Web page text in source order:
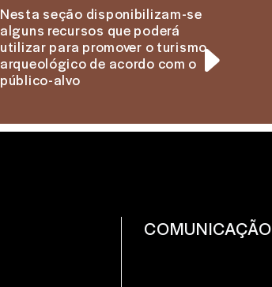
Nesta seção disponibilizam-se
alguns recursos que poderá
utilizar para promover o turismo
arqueológico de acordo com o
público-alvo
COMUNICAÇÃO